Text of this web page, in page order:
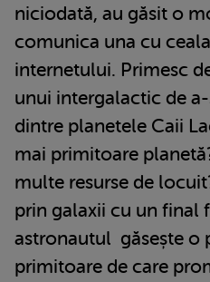
niciodată, au găsit o
comunica una cu
internetului. Primesc
unui intergalactic de
dintre planetele Caii
mai primitoare
multe resurse de
prin galaxii cu un final
astronautul găsește o
primitoare de care